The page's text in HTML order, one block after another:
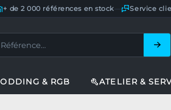
+ de 2 000 références en stock Service
& RGB ATELIER &